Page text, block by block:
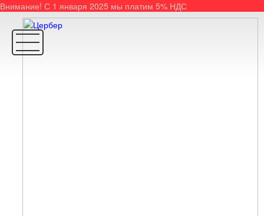
Внимание! С 1 января 2025 мы платим 5% НДС